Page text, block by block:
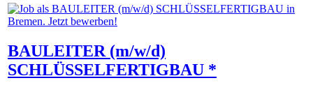
BAULEITER (m/w/d)
SCHLÜSSELFERTIGBAU *